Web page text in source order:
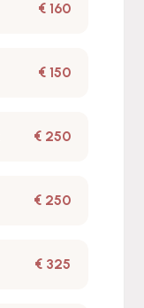
€ 160
€ 150
€ 250
€ 250
€ 325